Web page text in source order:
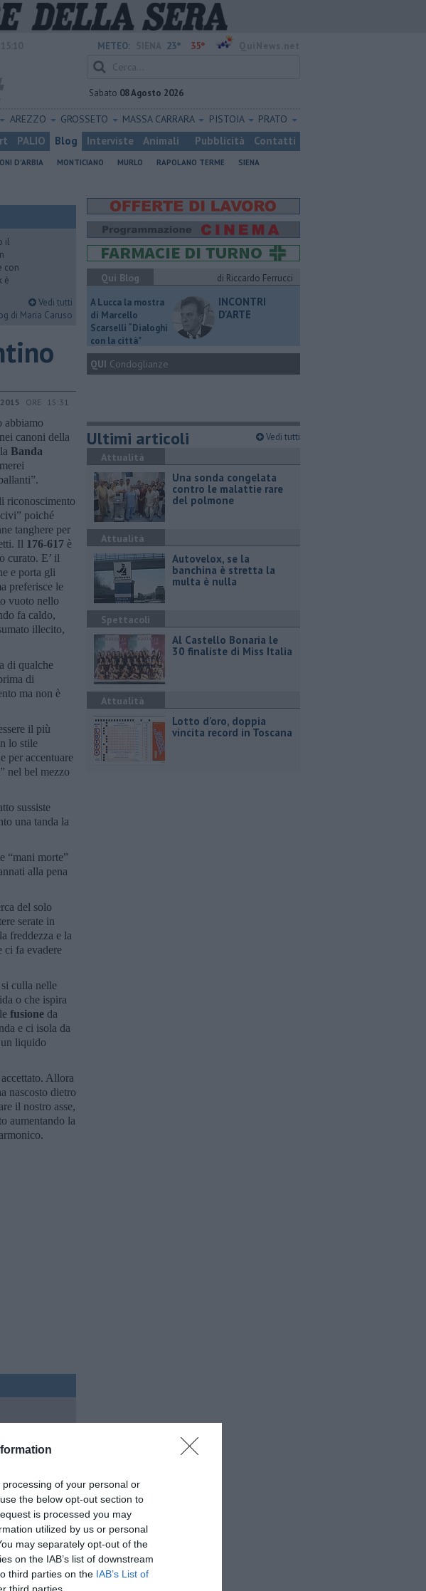
of your personal or
the below opt-out section to
is processed you may
utilized by us or personal
may separately opt-out of the
on the IAB’s list of downstream
third parties on the IAB’s List of
METEO: 23° 35°
Sabato 08 Agosto 2026
AREZZO GROSSETO MASSA CARRARA PISTOIA PRATO
PALIO Blog Interviste Animali Pubblicità Contatti
D'ARBIA MONTICIANO MURLO RAPOLANO TERME
SIENA
il
con
è
Vedi tutti
di Maria Caruso
ORE 15:31
abbiamo
canoni della
Banda
riconoscimento
poiché
tanghere per
Il 176-617 è
curato. E’ il
e porta gli
preferisce le
vuoto nello
fa caldo,
illecito,
di qualche
di
ma non è
il più
lo stile
per accentuare
nel bel mezzo
sussiste
una tanda la
“mani morte”
alla pena
del solo
serate in
freddezza e la
ci fa evadere
culla nelle
o che ispira
fusione da
e ci isola da
liquido
Allora
nascosto dietro
il nostro asse,
aumentando la
Qui Blog
di Riccardo Ferrucci
A Lucca la mostra
di Marcello
Scarselli “Dialoghi
con la città"
INCONTRI
D'ARTE
QUI Condoglianze
Ultimi articoli Vedi tutti
Attualità
Una sonda congelata
contro le malattie rare
del polmone
Attualità
Autovelox, se la
banchina è stretta la
multa è nulla
Spettacoli
Al Castello Bonaria le
30 finaliste di Miss Italia
Attualità
Lotto d'oro, doppia
vincita record in Toscana